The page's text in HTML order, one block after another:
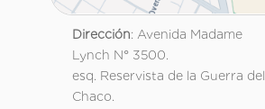
Dirección: Avenida Madame
Lynch N° 3500.
esq. Reservista de la Guerra del
Chaco.